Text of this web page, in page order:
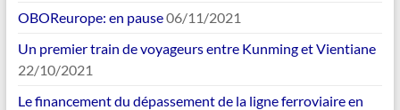
OBOReurope: en pause06/11/2021
Un premier train de voyageurs entre Kunming et Vientiane
22/10/2021
Le financement du dépassement de la ligne ferroviaire en